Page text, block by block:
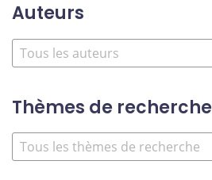
Auteurs
Thèmes de recherche